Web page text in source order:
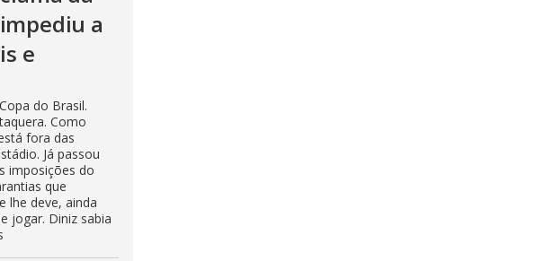
a
e
do Brasil.
Como
fora das
Já passou
imposições do
que
lhe deve, ainda
jogar. Diniz sabia